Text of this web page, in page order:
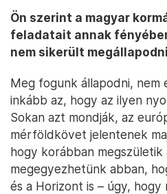
Ön szerint a magyar
feladatait annak
nem sikerült
Meg fogunk állapodni, nem
inkább az, hogy az ilyen
Sokan azt mondják, az
mérföldkövet jelentenek
hogy korábban megszületik
megegyezhetünk abban,
és a Horizont is – úgy, hogy